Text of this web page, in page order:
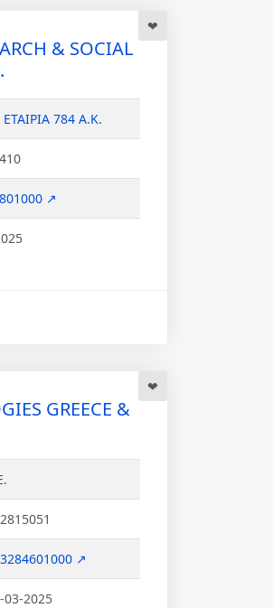
& SOCIAL
784 Α.Κ.
↗
GREECE &
↗
03-2025